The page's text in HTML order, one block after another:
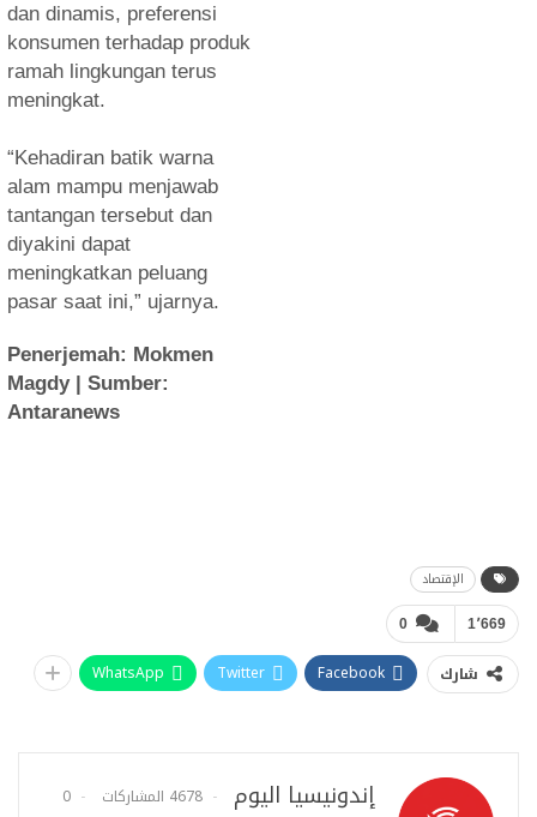
dan dinamis, preferensi
konsumen terhadap produk
ramah lingkungan terus
meningkat.
“Kehadiran batik warna
alam mampu menjawab
tantangan tersebut dan
diyakini dapat
meningkatkan peluang
pasar saat ini,” ujarnya.
Penerjemah: Mokmen
Magdy | Sumber:
Antaranews
الإقتصاد
0 1٬669
شارك Facebook
Twitter
WhatsApp
إندونيسيا اليوم 4678 المشاركات
0